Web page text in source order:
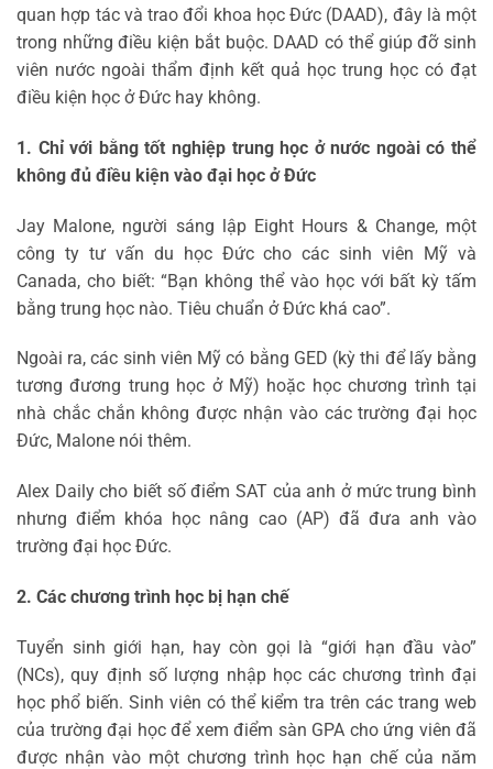
quan hợp tác và trao đổi khoa học Đức (DAAD), đây là một
trong những điều kiện bắt buộc. DAAD có thể giúp đỡ sinh
viên nước ngoài thẩm định kết quả học trung học có đạt
điều kiện học ở Đức hay không.
1. Chỉ với bằng tốt nghiệp trung học ở nước ngoài có thể
không đủ điều kiện vào đại học ở Đức
Jay Malone, người sáng lập Eight Hours & Change, một
công ty tư vấn du học Đức cho các sinh viên Mỹ và
Canada, cho biết: “Bạn không thể vào học với bất kỳ tấm
bằng trung học nào. Tiêu chuẩn ở Đức khá cao”.
Ngoài ra, các sinh viên Mỹ có bằng GED (kỳ thi để lấy bằng
tương đương trung học ở Mỹ) hoặc học chương trình tại
nhà chắc chắn không được nhận vào các trường đại học
Đức, Malone nói thêm.
Alex Daily cho biết số điểm SAT của anh ở mức trung bình
nhưng điểm khóa học nâng cao (AP) đã đưa anh vào
trường đại học Đức.
2. Các chương trình học bị hạn chế
Tuyển sinh giới hạn, hay còn gọi là “giới hạn đầu vào”
(NCs), quy định số lượng nhập học các chương trình đại
học phổ biến. Sinh viên có thể kiểm tra trên các trang web
của trường đại học để xem điểm sàn GPA cho ứng viên đã
được nhận vào một chương trình học hạn chế của năm